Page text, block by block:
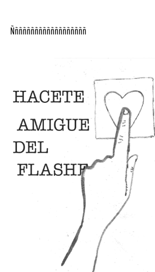
Ñññññññññññññññññññ